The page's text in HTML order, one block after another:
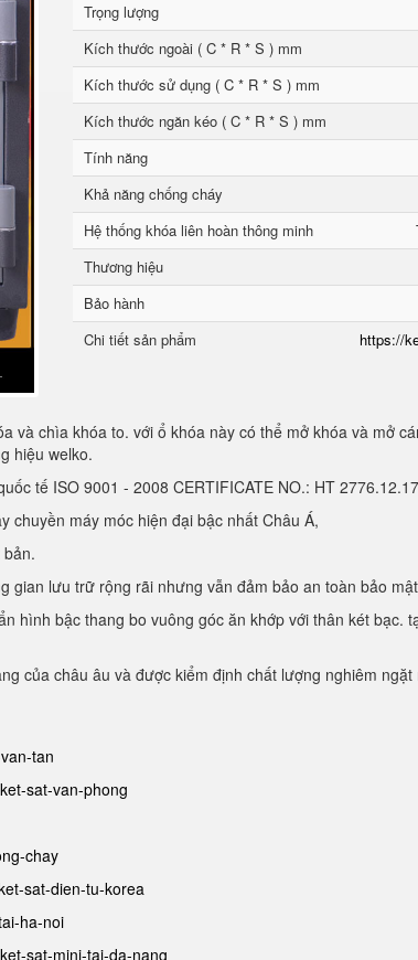
Trọng lượng
Kích thước ngoài ( C * R * S ) mm
Kích thước sử dụng ( C * R * S ) mm
Kích thước ngăn kéo ( C * R * S ) mm
Tính năng
Khả năng chống cháy
Hệ thống khóa liên hoàn thông minh
Thương hiệu
Bảo hành
Chi tiết sản phẩm
https://
và chìa khóa to. với ổ khóa này có thể mở khóa và mở
hiệu welko.
tế ISO 9001 - 2008 CERTIFICATE NO.: HT
chuyền máy móc hiện đại bậc nhất Châu Á,
gian lưu trữ rộng rãi nhưng vẫn đảm bảo an toàn bảo
hình bậc thang bo vuông góc ăn khớp với thân két bạc.
của châu âu và được kiểm định chất lượng nghiêm
tan
sat-van-phong
chay
sat-dien-tu-korea
ha-noi
sat-mini-tai-da-nang